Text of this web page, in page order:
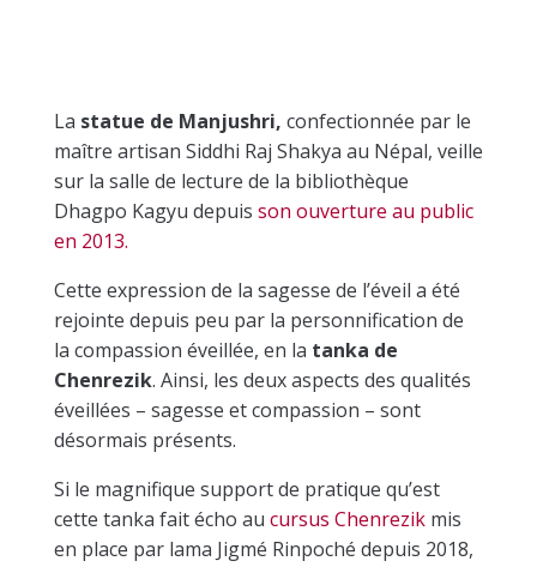
La statue de Manjushri, confectionnée par le
maître artisan Siddhi Raj Shakya au Népal, veille
sur la salle de lecture de la bibliothèque
Dhagpo Kagyu depuis son ouverture au public
en 2013.
Cette expression de la sagesse de l’éveil a été
rejointe depuis peu par la personnification de
la compassion éveillée, en la tanka de
Chenrezik. Ainsi, les deux aspects des qualités
éveillées – sagesse et compassion – sont
désormais présents.
Si le magnifique support de pratique qu’est
cette tanka fait écho au cursus Chenrezikmis
en place par lama Jigmé Rinpoché depuis 2018,